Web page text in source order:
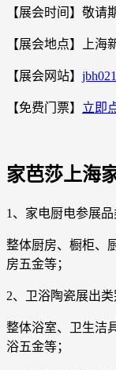
【展会时间】敬请
【展会地点】上海
【展会网站】
【免费门票】 立即
家芭莎上海
1、家电厨电参展品
整体厨房、橱柜、
房五金等；
2、卫浴陶瓷展出类
整体浴室、卫生洁
浴五金等；